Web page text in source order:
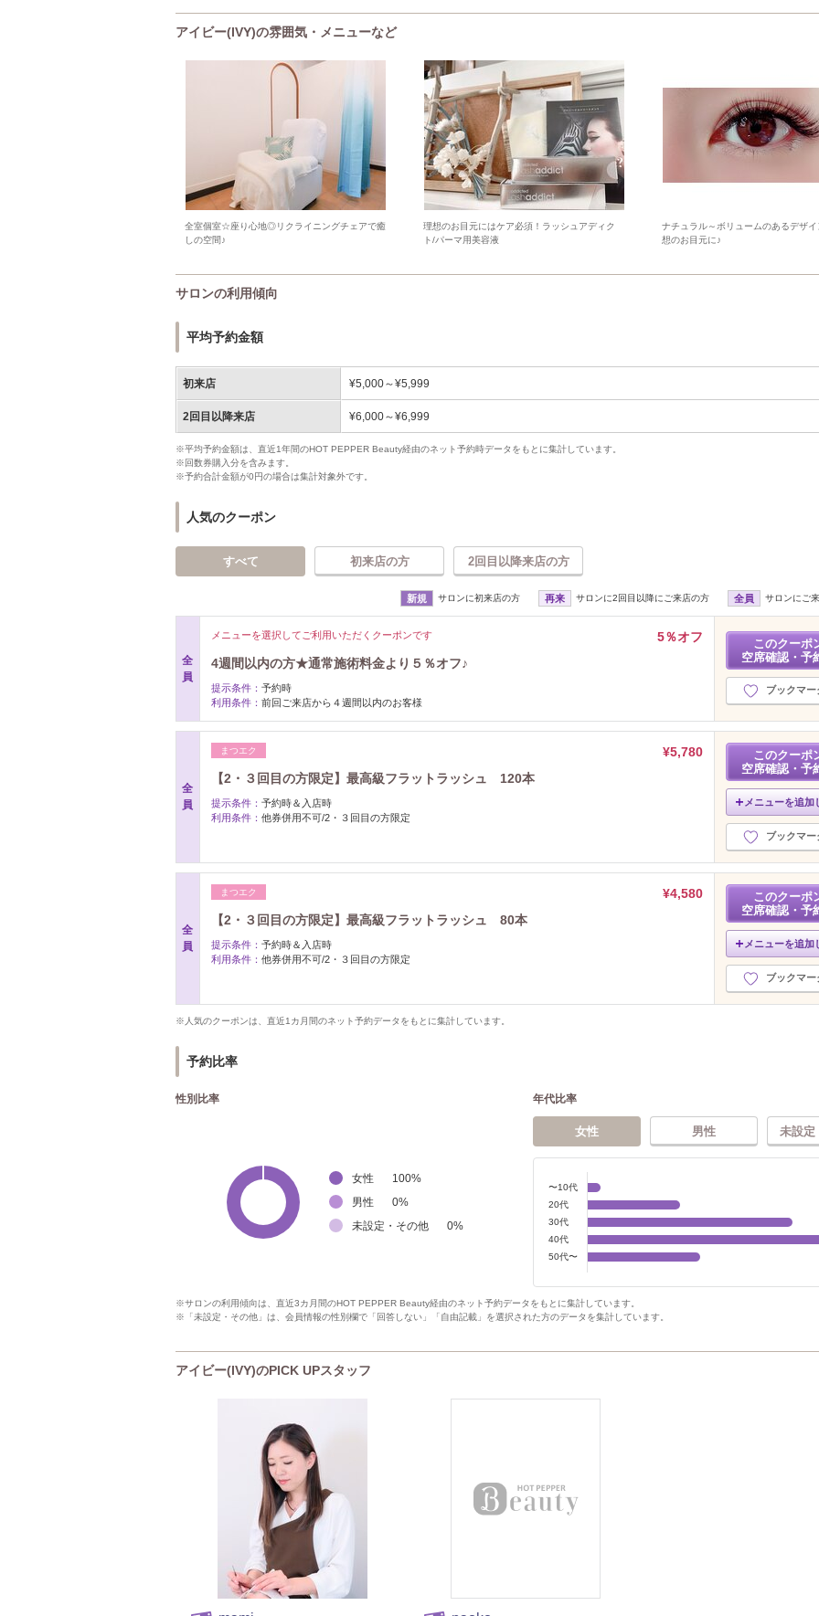
アイビー(IVY)の雰囲気・メニューなど
全室個室☆座り心地◎リクライニングチェアで癒
しの空間♪
理想のお目元にはケア必須！ラッシュアディク
ト/パーマ用美容液
ナチュラル～ボリュームのあるデザ
想のお目元に♪
サロンの利用傾向
平均予約金額
初来店 ¥5,000～¥5,999
2回目以降来店 ¥6,000～¥6,999
※平均予約金額は、直近1年間のHOT PEPPER Beauty経由のネット予約時データをもとに集計しています。
※回数券購入分を含みます。
※予約合計金額が0円の場合は集計対象外です。
人気のクーポン
すべて 初来店の方 2回目以降来店の方
新規 サロンに初来店の方 再来 サロンに2回目以降にご来店の方 全員 サロンにご
全
員
メニューを選択してご利用いただくクーポンです
5％オフ
4週間以内の方★通常施術料金より５％オフ♪
提示条件： 予約時
利用条件： 前回ご来店から４週間以内のお客様
このクーポ
空席確認・予
ブックマー
全
員
まつエク
¥5,780
【2・３回目の方限定】最高級フラットラッシュ 120本
提示条件： 予約時＆入店時
利用条件： 他券併用不可/2・３回目の方限定
このクーポ
空席確認・予
メニューを追加
ブックマー
全
員
まつエク
¥4,580
【2・３回目の方限定】最高級フラットラッシュ 80本
提示条件： 予約時＆入店時
利用条件： 他券併用不可/2・３回目の方限定
このクーポ
空席確認・予
メニューを追加
ブックマー
※人気のクーポンは、直近1カ月間のネット予約データをもとに集計しています。
予約比率
性別比率
女性 100%
男性
0%
未設定・その他
0%
年代比率
女性 男性 未設定
〜10代
20代
30代
40代
50代〜
※サロンの利用傾向は、直近3カ月間のHOT PEPPER Beauty経由のネット予約データをもとに集計しています。
※「未設定・その他」は、会員情報の性別欄で「回答しない」「自由記載」を選択された方のデータを集計しています。
アイビー(IVY)のPICK UPスタッフ